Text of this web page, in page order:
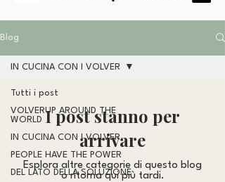
Blog
Tutti i post
VOLVERUP AROUND THE
WORLD
IN CUCINA CON I VOLVER
PEOPLE HAVE THE POWER
DEL LATO DELLA SOLUZIONE
IN CUCINA CON I VOLVER
I post stanno per
arrivare
Esplora altre categorie di questo blog
o ritorna qui più tardi.